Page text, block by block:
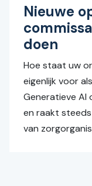
Nieuwe
doen
Hoe staat uw
eigenlijk voor
Generatieve AI
en raakt
van